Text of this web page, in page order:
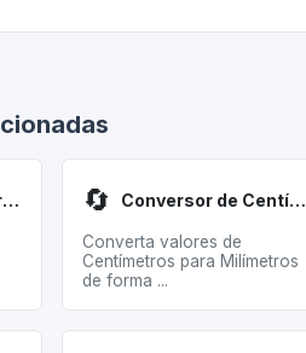
Converter Centímetros para Milímetros 🔄 Conversor de Centímetros para Milímetros
Converta valores de
Centímetros para Milímetros
de forma ...